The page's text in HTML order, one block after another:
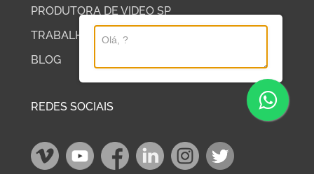
PRODUTORA DE VIDEO SP
TRABALHE COM A DP2
BLOG
REDES SOCIAIS